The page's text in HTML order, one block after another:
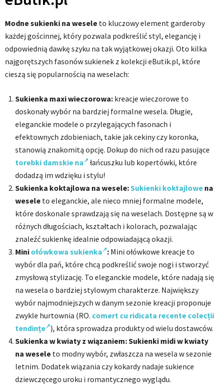
Modne sukienki na wesele to kluczowy element garderoby
każdej gościnnej, który pozwala podkreślić styl, elegancję i
odpowiednią dawkę szyku na tak wyjątkowej okazji. Oto kilka
najgorętszych fasonów sukienek z kolekcji eButik.pl, które
cieszą się popularnością na weselach:
Sukienka maxi wieczorowa: kreacje wieczorowe to
doskonały wybór na bardziej formalne wesela. Długie,
eleganckie modele o przylegających fasonach i
efektownych zdobieniach, takie jak cekiny czy koronka,
stanowią znakomitą opcję. Dokup do nich od razu pasujące
torebki damskie na
łańcuszku lub kopertówki, które
dodadzą im wdzięku i stylu!
Sukienka koktajlowa na wesele:Sukienki koktajlowe na
wesele to eleganckie, ale nieco mniej formalne modele,
które doskonale sprawdzają się na weselach. Dostępne są w
różnych długościach, kształtach i kolorach, pozwalając
znaleźć sukienkę idealnie odpowiadającą okazji.
Mini ołówkowa sukienka : Mini ołówkowe kreacje to
wybór dla pań, które chcą podkreślić swoje nogi i stworzyć
zmysłową stylizację. To eleganckie modele, które nadają się
na wesela o bardziej stylowym charakterze. Największy
wybór najmodniejszych w danym sezonie kreacji proponuje
zwykle hurtownia (RO. comert cu ridicata recente colecții
tendințe ), która sprowadza produkty od wielu dostawców.
Sukienka w kwiaty z wiązaniem:Sukienki midi w kwiaty
na wesele to modny wybór, zwłaszcza na wesela w sezonie
letnim. Dodatek wiązania czy kokardy nadaje sukience
dziewczęcego uroku i romantycznego wyglądu.